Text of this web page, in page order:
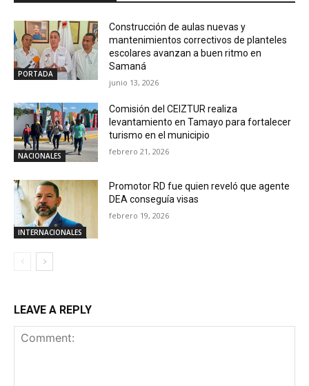
PORTADA
Construcción de aulas nuevas y
mantenimientos correctivos de planteles
escolares avanzan a buen ritmo en
Samaná
junio 13, 2026
NACIONALES
Comisión del CEIZTUR realiza
levantamiento en Tamayo para fortalecer
turismo en el municipio
febrero 21, 2026
INTERNACIONALES
Promotor RD fue quien reveló que agente
DEA conseguía visas
febrero 19, 2026
LEAVE A REPLY